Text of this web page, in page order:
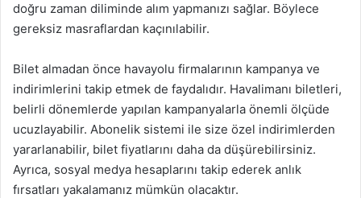
doğru zaman diliminde alım yapmanızı sağlar. Böylece
gereksiz masraflardan kaçınılabilir.
Bilet almadan önce havayolu firmalarının kampanya ve
indirimlerini takip etmek de faydalıdır. Havalimanı biletleri,
belirli dönemlerde yapılan kampanyalarla önemli ölçüde
ucuzlayabilir. Abonelik sistemi ile size özel indirimlerden
yararlanabilir, bilet fiyatlarını daha da düşürebilirsiniz.
Ayrıca, sosyal medya hesaplarını takip ederek anlık
fırsatları yakalamanız mümkün olacaktır.